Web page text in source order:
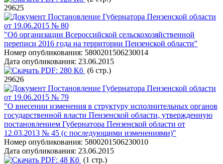
29625
Постановление Губернатора Пензенской области
от 19.06.2015 № 80
"Об организации Всероссийской сельскохозяйственной
переписи 2016 года на территории Пензенской области"
Номер опубликования: 5800201506230014
Дата опубликования: 23.06.2015
PDF: 280 Кб (6 стр.)
29626
Постановление Губернатора Пензенской области
от 19.06.2015 № 79
"О внесении изменения в структуру исполнительных органов
государственной власти Пензенской области, утвержденную
постановлением Губернатора Пензенской области от
12.03.2013 № 45 (с последующими изменениями)"
Номер опубликования: 5800201506230010
Дата опубликования: 23.06.2015
PDF: 48 Кб (1 стр.)